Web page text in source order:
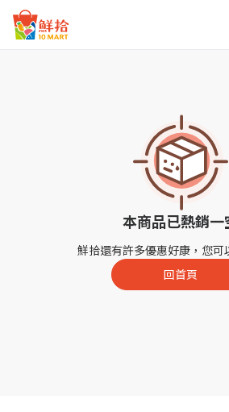
鮮拾
本商品已熱銷一
鮮拾還有許多優惠好康，您可
回首頁